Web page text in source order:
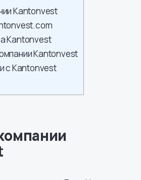
Kantonvest
Kantonvest
Kantonvest
с Kantonvest